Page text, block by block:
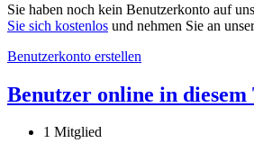
Sie haben noch kein Benutzerkonto auf
Sie sich kostenlos und nehmen Sie an
Benutzerkonto erstellen
Benutzer online in diesem
1 Mitglied